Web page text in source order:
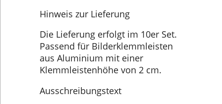
Hinweis zur Lieferung
Die Lieferung erfolgt im 10er Set.
Passend für Bilderklemmleisten
aus Aluminium mit einer
Klemmleistenhöhe von 2 cm.
Ausschreibungstext